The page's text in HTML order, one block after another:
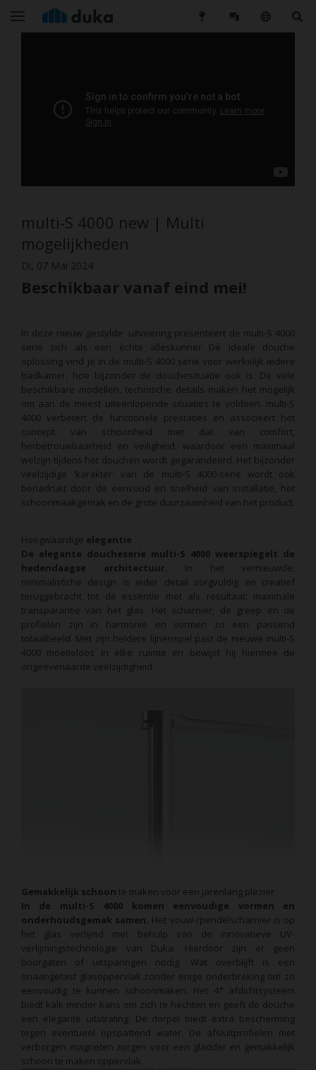
multi-S 4000 new | Multi
mogelijkheden
Di, 07 Mai 2024
Beschikbaar vanaf eind mei!
In deze nieuw gestylde uitvoering presenteert de multi-S 4000
serie zich als een échte alleskunner Dè ideale douche
oplossing vind je in de multi-S 4000 serie voor werkelijk iedere
badkamer, hoe bijzonder de douchesituatie ook is. De vele
beschikbare modellen, technische details maken het mogelijk
om aan de meest uiteenlopende situaties te voldoen. multi-S
4000 verbetert de functionele prestaties en associeert het
concept van schoonheid met dat van comfort,
herbetrouwbaarheid en veiligheid, waardoor een maximaal
welzijn tijdens het douchen wordt gegarandeerd. Het bijzonder
veelzijdige 'karakter' van de multi-S 4000-serie wordt ook
benadrukt door de eenvoud en snelheid van installatie, het
schoonmaakgemak en de grote duurzaamheid van het product.
Hoogwaardige elegantie
De elegante doucheserie multi-S 4000 weerspiegelt de
hedendaagse architectuur. In het vernieuwde,
minimalistiche design is ieder detail zorgvuldig en creatief
teruggebracht tot de essentie met als resultaat: maximale
transparantie van het glas. Het scharnier, de greep en de
profielen zijn in harmonie en vormen zo een passend
totaalbeeld. Met zijn heldere lijnenspel past de nieuwe multi-S
4000 moeiteloos in elke ruimte en bewijst hij hiermee de
ongeëvenaarde veelzijdigheid.
Gemakkelijk schoon te maken voor een jarenlang plezier
In de multi-S 4000 komen eenvoudige vormen en
onderhoudsgemak samen. Het vouw-/pendelscharnier is op
het glas verlijmd met behulp van de innovatieve UV-
verlijmingstechnologie van Duka. Hierdoor zijn er geen
boorgaten of uitsparingen nodig. Wat overblijft is een
onaangetast glasoppervlak zonder enige onderbreking om zo
eenvoudig te kunnen schoonmaken. Het 4* afdichtsysteem
biedt kalk minder kans om zich te hechten en geeft de douche
een elegante uitstraling. De dorpel biedt extra bescherming
tegen eventueel opspattend water. De afsluitprofielen met
verborgen magneten zorgen voor een gladder en gemakkelijk
schoon te maken oppervlak.